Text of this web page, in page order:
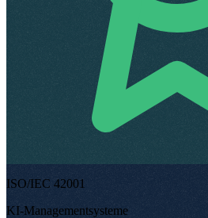
ISO/IEC 42001
KI-Managementsysteme